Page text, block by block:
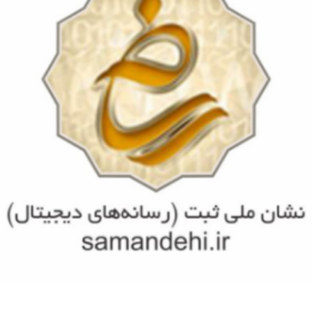
مشاوره آنلاین
خدمات تخصصی و سوابق قابل ارائه پزشک
مشاهده